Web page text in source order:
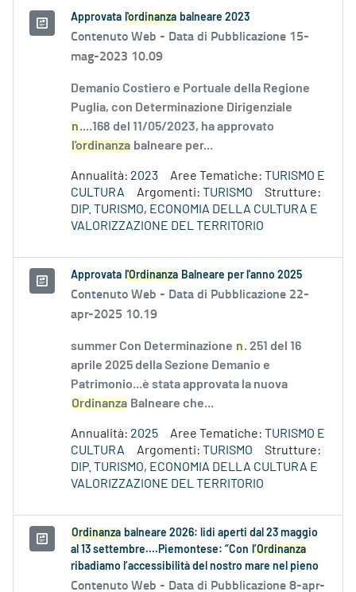
Approvata l'ordinanza balneare 2023
Contenuto Web - Data di Pubblicazione 15-
mag-2023 10.09
Demanio Costiero e Portuale della Regione
Puglia, con Determinazione Dirigenziale
n....168 del 11/05/2023, ha approvato
l'ordinanza balneare per...
Annualità: 2023 Aree Tematiche: TURISMO E
CULTURA
Argomenti: TURISMO
Strutture:
DIP. TURISMO, ECONOMIA DELLA CULTURA E
VALORIZZAZIONE DEL TERRITORIO
Approvata l'Ordinanza Balneare per l'anno 2025
Contenuto Web - Data di Pubblicazione 22-
apr-2025 10.19
summer Con Determinazione n. 251 del 16
aprile 2025 della Sezione Demanio e
Patrimonio...è stata approvata la nuova
Ordinanza Balneare che...
Annualità: 2025 Aree Tematiche: TURISMO E
CULTURA
Argomenti: TURISMO
Strutture:
DIP. TURISMO, ECONOMIA DELLA CULTURA E
VALORIZZAZIONE DEL TERRITORIO
Ordinanza balneare 2026: lidi aperti dal 23 maggio
al 13 settembre....Piemontese: “Con l’Ordinanza
ribadiamo l’accessibilità del nostro mare nel pieno
Contenuto Web - Data di Pubblicazione 8-apr-